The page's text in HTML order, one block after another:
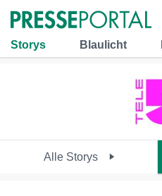
Storys Blaulicht
Alle Storys